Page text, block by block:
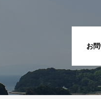
お